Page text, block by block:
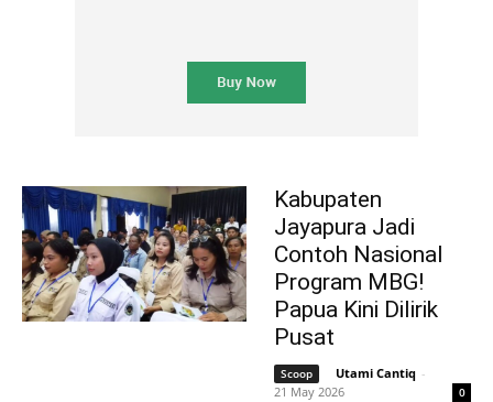
Kabupaten
Jayapura Jadi
Contoh Nasional
Program MBG!
Papua Kini Dilirik
Pusat
Scoop Utami Cantiq -
21 May 2026
0